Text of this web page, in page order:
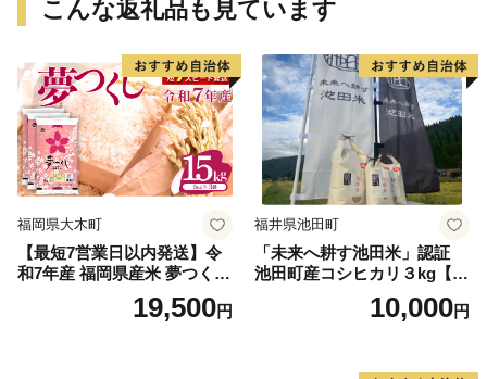
こんな返礼品も見ています
福岡県大木町
【最短7営業日以内発送】令
和7年産 福岡県産米 夢つくし
15kg 精米 ※北海道・沖縄・
19,500円
福井県池田町
「未来へ耕す池田米」認証
池田町産コシヒカリ３kg【お
1人様につき３セットまで】
10,000円